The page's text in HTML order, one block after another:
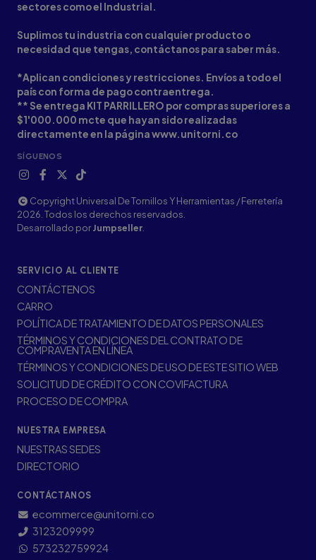
sectores como el Industrial.
Suplimos tu industria con cualquier producto o
necesidad que tengas, contáctanos para saber más.
*Aplican condiciones y restricciones. Envíos a todo el
país con forma de pago contraentrega.
** Se entrega KIT PARRILLERO por compras superiores a
$1'000.000 mcte que hayan sido realizadas
directamente en la página www.unitorni.co
SÍGUENOS
Copyright Universal De Tornillos Y Herramientas / Ferretería
2026. Todos los derechos reservados.
Desarrollado porJumpseller
SERVICIO AL CLIENTE
CONTÁCTENOS
CARRO
POLÍTICA DE TRATAMIENTO DE DATOS PERSONALES
TÉRMINOS Y CONDICIONES DEL CONTRATO DE
COMPRAVENTA EN LÍNEA
TÉRMINOS Y CONDICIONES DE USO DE ESTE SITIO WEB
SOLICITUD DE CRÉDITO CON COVIFACTURA
PROCESO DE COMPRA
NUESTRA EMPRESA
NUESTRAS SEDES
DIRECTORIO
CONTÁCTANOS
ecommerce@unitorni.co
3123209999
573232759924